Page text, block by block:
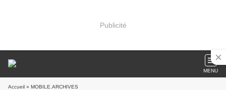
Publicité
MENU
Accueil » MOBILE.ARCHIVES